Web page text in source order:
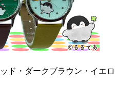
ド・ダークブラウン・イエロ